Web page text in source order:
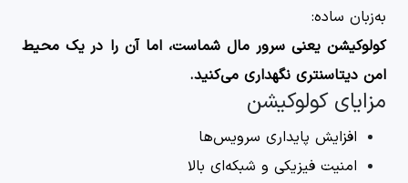
به‌زبان ساده:
کولوکیشن یعنی سرور مال شماست، اما آن را در یک محیط
امن دیتاسنتری نگهداری می‌کنید.
مزایای کولوکیشن
افزایش پایداری سرویس‌ها
امنیت فیزیکی و شبکه‌ای بالا